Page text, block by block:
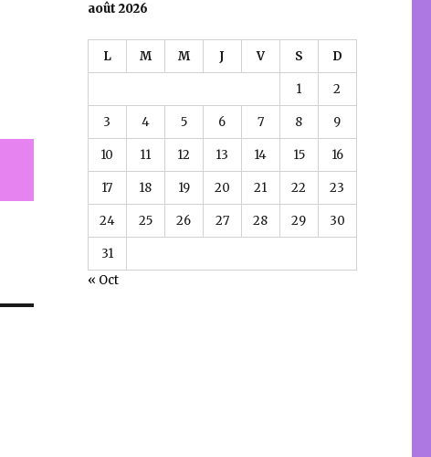
août 2026
L M M J V S D
1 2
3 4 5 6 7 8 9
10 11 12 13 14 15 16
17 18 19 20 21 22 23
24 25 26 27 28 29 30
31
« Oct